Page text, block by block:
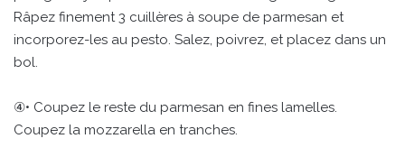
Râpez finement 3 cuillères à soupe de parmesan et
incorporez-les au pesto. Salez, poivrez, et placez dans un
bol.
④• Coupez le reste du parmesan en fines lamelles.
Coupez la mozzarella en tranches.